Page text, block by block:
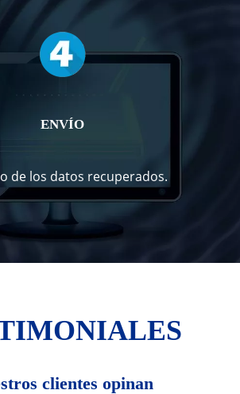
ENVÍO
de los datos recuperados.
clientes opinan